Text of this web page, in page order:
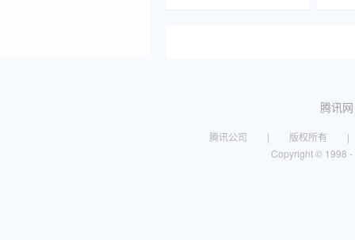
腾讯网
腾讯公司 | 版权所有
|
Copyright © 1998 -